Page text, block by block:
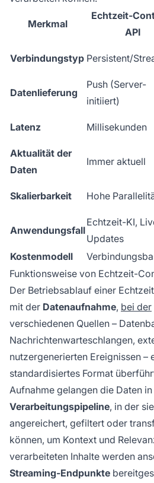
Merkmal
Echtzeit-
API
Verbindungstyp Persistent/
Datenlieferung
Push (Server-
initiiert)
Latenz Millisekunden
Aktualität der
Daten
Immer aktuell
Skalierbarkeit Hohe
Anwendungsfall
Echtzeit-KI,
Updates
Kostenmodell
Funktionsweise von Echtzeit-
Der Betriebsablauf einer
mit der Datenaufnahme, bei der
verschiedenen Quellen –
Nachrichtenwarteschlangen,
nutzergenerierten Ereignissen –
standardisiertes Format
Aufnahme gelangen die Daten
Verarbeitungspipeline, in der
angereichert, gefiltert oder
können, um Kontext und
verarbeiteten Inhalte werden
Streaming-Endpunkte